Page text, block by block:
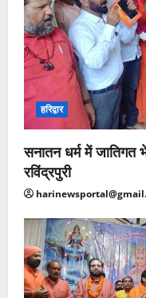
हरिद्वार
सनातन धर्म में जातिगत
रविंद्रपुरी